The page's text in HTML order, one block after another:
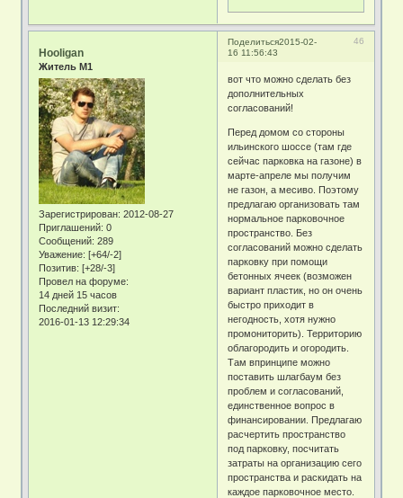
Поделиться 46
2015-02-
16 11:56:43
Hooligan
Житель М1
Зарегистрирован: 2012-08-27
Приглашений: 0
Сообщений: 289
Уважение: [+64/-2]
Позитив: [+28/-3]
Провел на форуме:
14 дней 15 часов
Последний визит:
2016-01-13 12:29:34
вот что можно сделать без
дополнительных
согласований!
Перед домом со стороны
ильинского шоссе (там где
сейчас парковка на газоне) в
марте-апреле мы получим
не газон, а месиво. Поэтому
предлагаю организовать там
нормальное парковочное
пространство. Без
согласований можно сделать
парковку при помощи
бетонных ячеек (возможен
вариант пластик, но он очень
быстро приходит в
негодность, хотя нужно
промониторить). Территорию
облагородить и огородить.
Там впринципе можно
поставить шлагбаум без
проблем и согласований,
единственное вопрос в
финансировании. Предлагаю
расчертить пространство
под парковку, посчитать
затраты на организацию сего
пространства и раскидать на
каждое парковочное место.